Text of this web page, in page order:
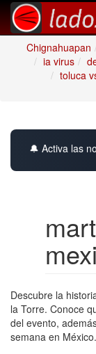
Chignahuapan
ia virus
toluca
🔔 Activa las
Descubre la
la Torre. Conoce
del evento,
semana en México.